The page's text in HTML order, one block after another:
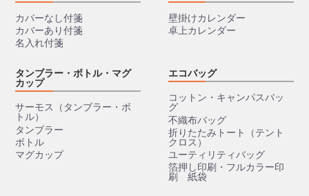
カバーなし付箋
カバーあり付箋
名入れ付箋
壁掛けカレンダー
卓上カレンダー
タンブラー・ボトル・マグ
カップ
サーモス（タンブラー・ボ
トル）
タンブラー
ボトル
マグカップ
エコバッグ
コットン・キャンパスバッ
グ
不織布バッグ
折りたたみトート（テント
クロス）
ユーティリティバッグ
箔押し印刷・フルカラー印
刷 紙袋